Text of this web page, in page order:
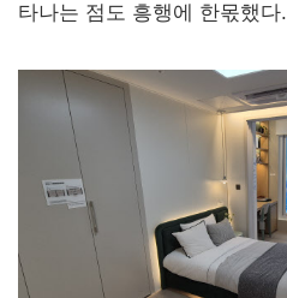
타나는 점도 흥행에 한몫했다.